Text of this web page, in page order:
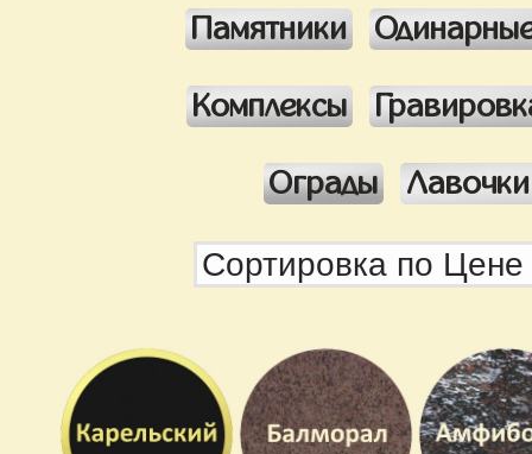
Памятники
Комплексы
Ограды